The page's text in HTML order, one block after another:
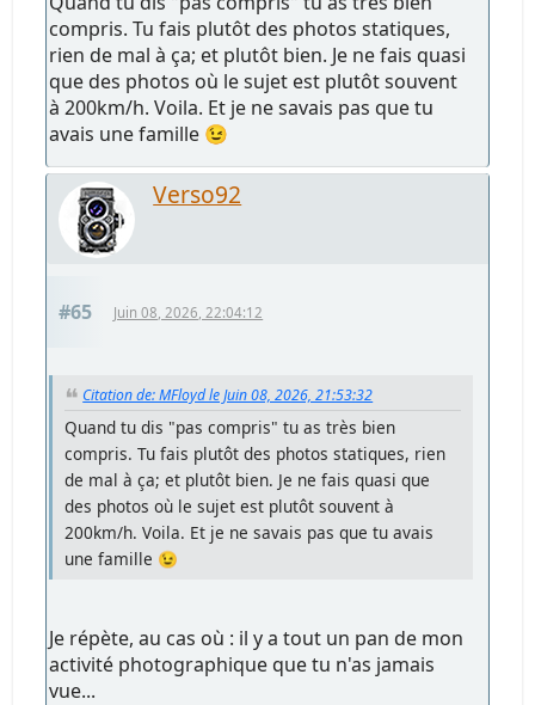
compris. Tu fais plutôt des photos statiques,
rien de mal à ça; et plutôt bien. Je ne fais quasi
que des photos où le sujet est plutôt souvent
à 200km/h. Voila. Et je ne savais pas que tu
avais une famille 😉
Verso92
#65 Juin 08, 2026, 22:04:12
Citation de: MFloyd le Juin 08, 2026, 21:53:32
Quand tu dis "pas compris" tu as très bien
compris. Tu fais plutôt des photos statiques, rien
de mal à ça; et plutôt bien. Je ne fais quasi que
des photos où le sujet est plutôt souvent à
200km/h. Voila. Et je ne savais pas que tu avais
une famille 😉
Je répète, au cas où : il y a tout un pan de mon
activité photographique que tu n'as jamais
vue...